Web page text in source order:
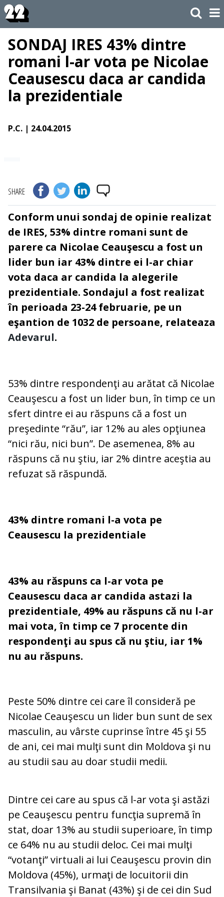
SONDAJ IRES 43% dintre
romani l-ar vota pe Nicolae
Ceausescu daca ar candida
la prezidentiale
P.C. | 24.04.2015
SHARE
Conform unui sondaj de opinie realizat
de IRES, 53% dintre romani sunt de
parere ca Nicolae Ceauşescu a fost un
lider bun iar 43% dintre ei l-ar chiar
vota daca ar candida la alegerile
prezidentiale. Sondajul a fost realizat
în perioada 23-24 februarie, pe un
eşantion de 1032 de persoane, relateaza
Adevarul.
53% dintre respondenţi au arătat că Nicolae
Ceauşescu a fost un lider bun, în timp ce un
sfert dintre ei au răspuns că a fost un
preşedinte “rău”, iar 12% au ales opţiunea
“nici rău, nici bun”. De asemenea, 8% au
răspuns că nu ştiu, iar 2% dintre aceştia au
refuzat să răspundă.
43% dintre romani l-a vota pe
Ceausescu la prezidentiale
43% au răspuns ca l-ar vota pe
Ceausescu daca ar candida astazi la
prezidentiale, 49% au răspuns că nu l-ar
mai vota, în timp ce 7 procente din
respondenţi au spus că nu ştiu, iar 1%
nu au răspuns.
Peste 50% dintre cei care îl consideră pe
Nicolae Ceauşescu un lider bun sunt de sex
masculin, au vârste cuprinse între 45 şi 55
de ani, cei mai mulţi sunt din Moldova şi nu
au studii sau au doar studii medii.
Dintre cei care au spus că l-ar vota şi astăzi
pe Ceauşescu pentru funcţia supremă în
stat, doar 13% au studii superioare, în timp
ce 64% nu au studii deloc. Cei mai mulţi
“votanţi” virtuali ai lui Ceauşescu provin din
Moldova (45%), urmaţi de locuitorii din
Transilvania şi Banat (43%) şi de cei din Sud